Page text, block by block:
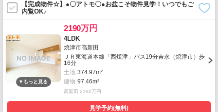
【完成物件☆】●〇アトモ〇●お盆こそ物件見学！いつでもご
内覧OK♪
2190万円
4LDK
焼津市高新田
ＪＲ東海道本線「西焼津」バス19分吉永（焼津市）歩
16分
土地 374.97m²
建物 97.46m²
高新田 2190万円
見学予約(無料)